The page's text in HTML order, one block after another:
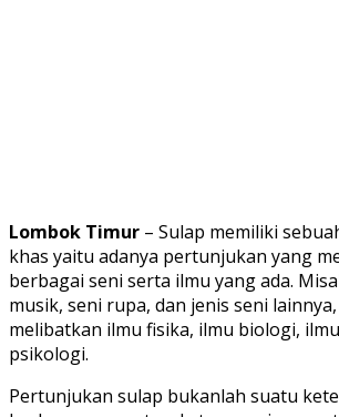
Lombok Timur – Sulap memiliki
khas yaitu adanya pertunjukan yang
berbagai seni serta ilmu yang ada.
musik, seni rupa, dan jenis seni
melibatkan ilmu fisika, ilmu biologi,
psikologi.
Pertunjukan sulap bukanlah suatu